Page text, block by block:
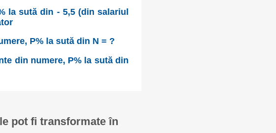
la sută din - 5,5 (din salariul
P% la sută din N = ?
din numere, P% la sută din
pot fi transformate în